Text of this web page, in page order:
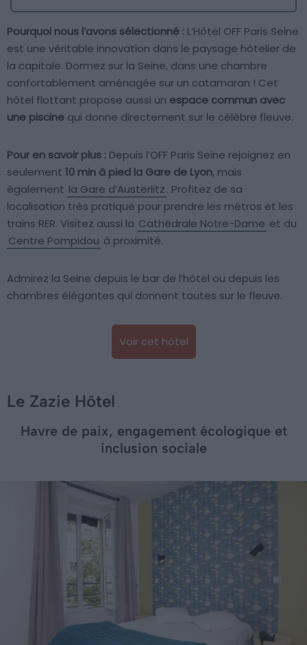
Pourquoi nous l’avons sélectionné : L’Hôtel OFF Paris Seine
est une véritable innovation dans le paysage hôtelier de
la capitale. Dormez sur la Seine, dans une chambre
confortablement aménagée sur un catamaran ! Cet
hôtel flottant propose aussi un espace commun avec
une piscine qui donne directement sur le célèbre fleuve.
Pour en savoir plus : Depuis l’OFF Paris Seine rejoignez en
seulement 10 min à pied la Gare de Lyon, mais
également la Gare d’Austerlitz. Profitez de sa
localisation très pratique pour prendre les métros et les
trains RER. Visitez aussi la Cathédrale Notre-Dame et du
Centre Pompidou à proximité.
Admirez la Seine depuis le bar de l’hôtel ou depuis les
chambres élégantes qui donnent toutes sur le fleuve.
Voir cet hôtel
Le Zazie Hôtel
Havre de paix, engagement écologique et
inclusion sociale